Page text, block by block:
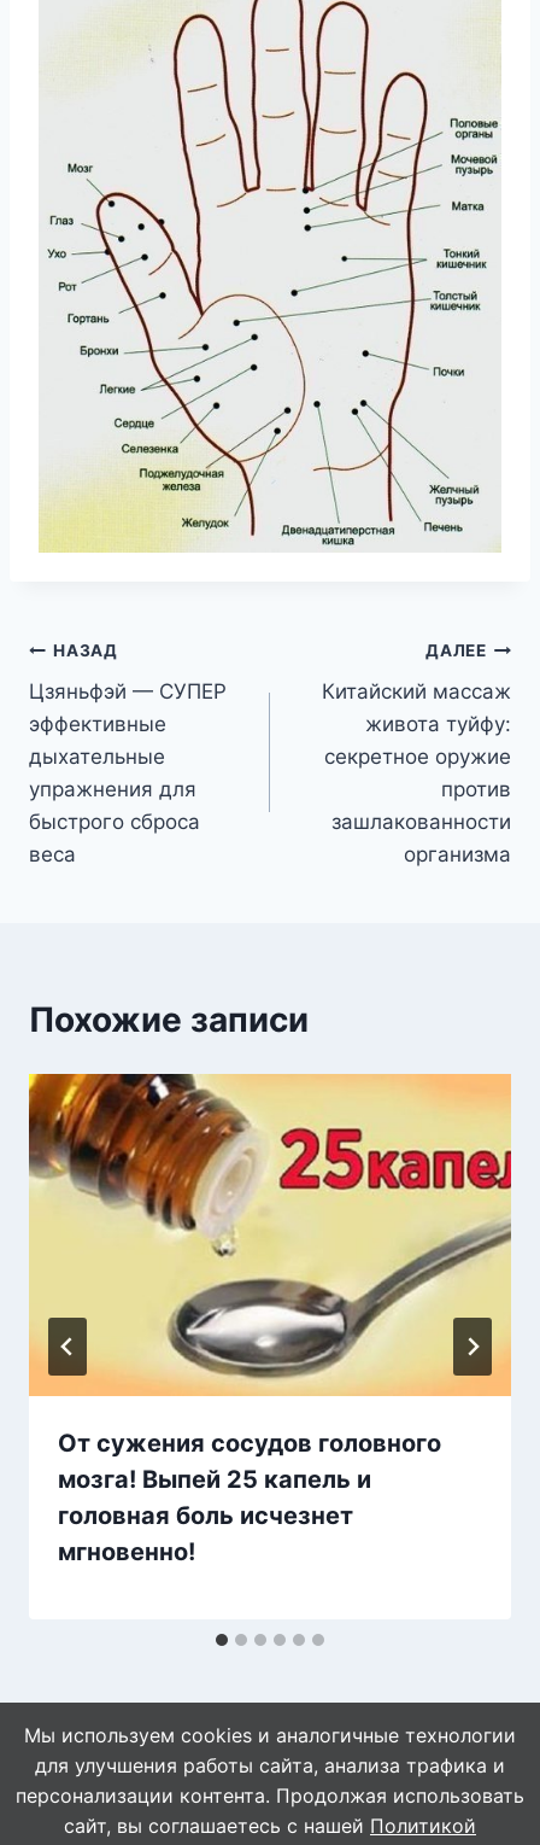
Навигация
по
записям
НАЗАД
Цзяньфэй — СУПЕР
эффективные
дыхательные
упражнения для
быстрого сброса
веса
ДАЛЕЕ
Китайский массаж
живота туйфу:
секретное оружие
против
зашлакованности
организма
Похожие записи
От сужения сосудов головного
мозга! Выпей 25 капель и
головная боль исчезнет
мгновенно!
© 2026 Naget.Ru
Мы используем cookies и аналогичные технологии
для улучшения работы сайта, анализа трафика и
персонализации контента. Продолжая использовать
сайт, вы соглашаетесь с нашей Политикой